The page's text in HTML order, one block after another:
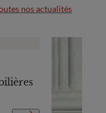
nos actualités